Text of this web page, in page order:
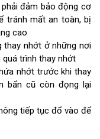
đảm bảo động cơ
tránh mất an toàn, bị
cao
thay nhớt ở những nơi
trình thay nhớt
nhớt trước khi thay
bẩn cũ còn đọng lại
tiếp tục đổ vào để